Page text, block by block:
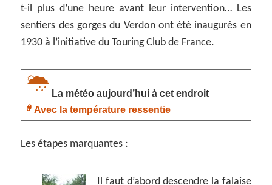
t-il plus d’une heure avant leur intervention… Les
sentiers des gorges du Verdon ont été inaugurés en
1930 à l’initiative du Touring Club de France.
La météo aujourd’hui à cet endroit
Avec la température ressentie
Les étapes marquantes :
Il faut d’abord descendre la falaise